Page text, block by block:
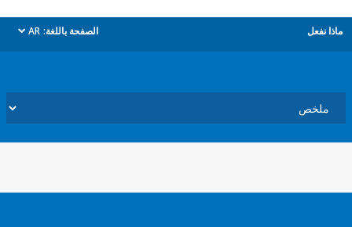
الصفحة باللغة: AR
dropdown